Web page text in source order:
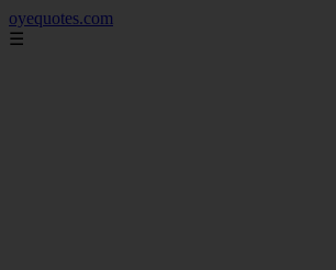
oyequotes.com
☰